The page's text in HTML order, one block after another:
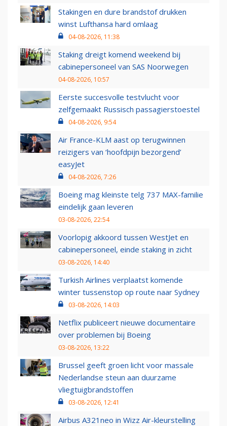
Stakingen en dure brandstof drukken
winst Lufthansa hard omlaag
04-08-2026, 11:38
Staking dreigt komend weekend bij
cabinepersoneel van SAS Noorwegen
04-08-2026, 10:57
Eerste succesvolle testvlucht voor
zelfgemaakt Russisch passagierstoestel
04-08-2026, 9:54
Air France-KLM aast op terugwinnen
reizigers van ‘hoofdpijn bezorgend’
easyJet
04-08-2026, 7:26
Boeing mag kleinste telg 737 MAX-familie
eindelijk gaan leveren
03-08-2026, 22:54
Voorlopig akkoord tussen WestJet en
cabinepersoneel, einde staking in zicht
03-08-2026, 14:40
Turkish Airlines verplaatst komende
winter tussenstop op route naar Sydney
03-08-2026, 14:03
Netflix publiceert nieuwe documentaire
over problemen bij Boeing
03-08-2026, 13:22
Brussel geeft groen licht voor massale
Nederlandse steun aan duurzame
vliegtuigbrandstoffen
03-08-2026, 12:41
Airbus A321neo in Wizz Air-kleurstelling